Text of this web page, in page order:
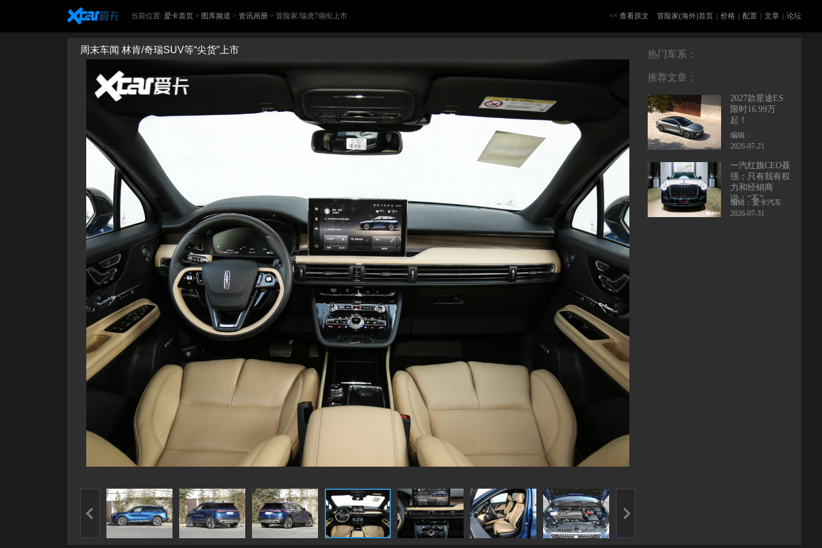
当前位置: 爱卡首页 > 图库频道 > 资讯画册 > 冒险家/瑞虎7领衔上市 << 查看原文 冒险家(海外)首页 价格 配置 文章 论坛
周末车闻 林肯/奇瑞SUV等“尖货”上市 热门车系：
推荐文章：
2027款星途ES
限时16.99万
起！
编辑：
2026-07-21
一汽红旗CEO聂
强：只有我有权
力和经销商
说：“不”
编辑：爱卡汽车
2026-07-31